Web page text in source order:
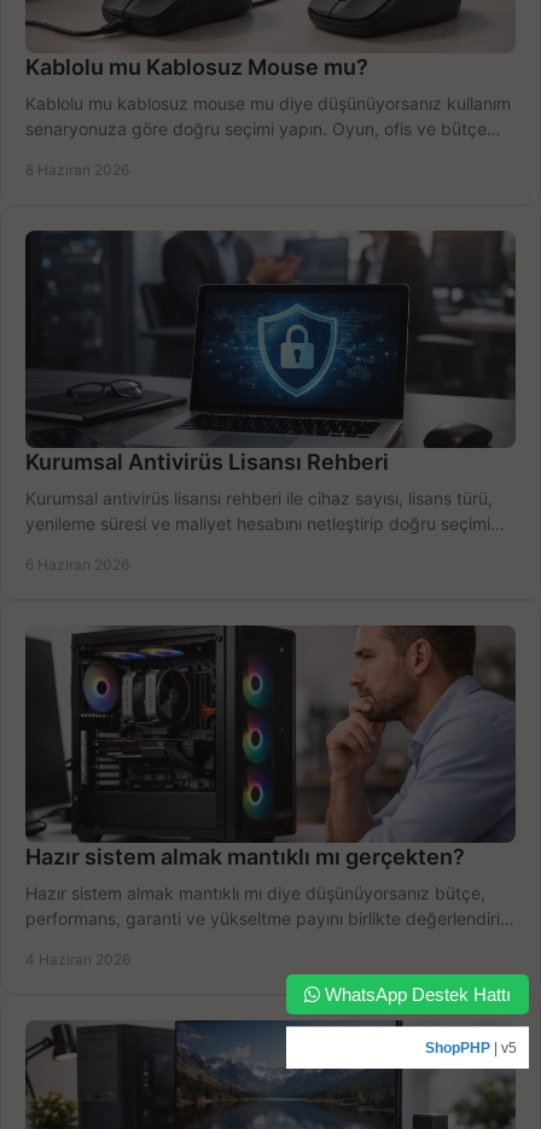
Kablolu mu Kablosuz Mouse mu?
Kablolu mu kablosuz mouse mu diye düşünüyorsanız kullanım
senaryonuza göre doğru seçimi yapın. Oyun, ofis ve bütçe
8 Haziran 2026
Kurumsal Antivirüs Lisansı Rehberi
Kurumsal antivirüs lisansı rehberi ile cihaz sayısı, lisans türü,
yenileme süresi ve maliyet hesabını netleştirip doğru seçimi
6 Haziran 2026
Hazır sistem almak mantıklı mı gerçekten?
Hazır sistem almak mantıklı mı diye düşünüyorsanız bütçe,
performans, garanti ve yükseltme payını birlikte değerlendirin,
4 Haziran 2026
WhatsApp Destek Hattı
ShopPHP | v5